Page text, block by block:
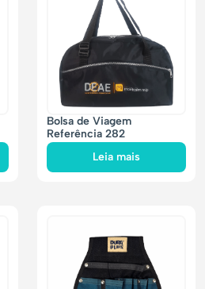
Bolsa de Viagem
Referência 282
Leia mais